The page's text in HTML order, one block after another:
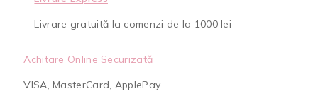
Livrare gratuită la comenzi de la 1000 lei
Achitare Online Securizată
VISA, MasterCard, ApplePay